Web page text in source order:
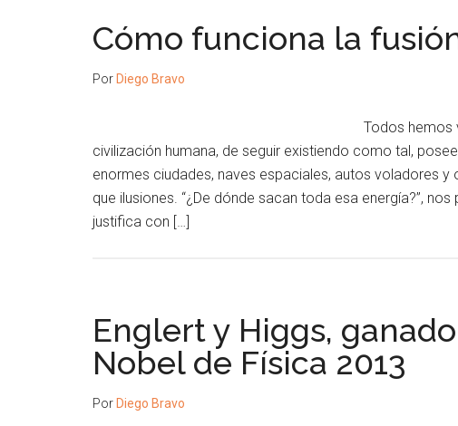
Cómo funciona la
Por Diego Bravo
Todos hemos
civilización humana, de seguir existiendo como tal,
enormes ciudades, naves espaciales, autos voladores
que ilusiones. “¿De dónde sacan toda esa energía?”,
justifica con […]
Englert y Higgs,
Nobel de Física 2013
Por Diego Bravo